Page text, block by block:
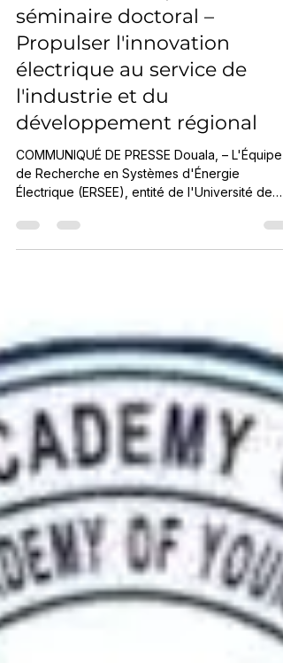
Emeric Tchamdjio Nkouetcha
19 nov. 2025
2 min de lecture
ERSEE 2025-2026 :
Lancement du premier
séminaire doctoral –
Propulser l'innovation
électrique au service de
l'industrie et du
développement régional
COMMUNIQUÉ DE PRESSE Douala, – L'Équipe
académique 2025-2026. Cet événement
institutionnel majeur est conçu comme une
vitrine de l'innovation et un carrefour
d'échanges critiques pour les travaux de
recherche appliquée qui façonnent l'avenir
systèmes électriques dans la sous-région. Le
séminaire représent